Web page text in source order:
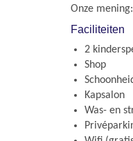
Onze mening:
Faciliteiten
2
Shop
Kapsalon
Was- en